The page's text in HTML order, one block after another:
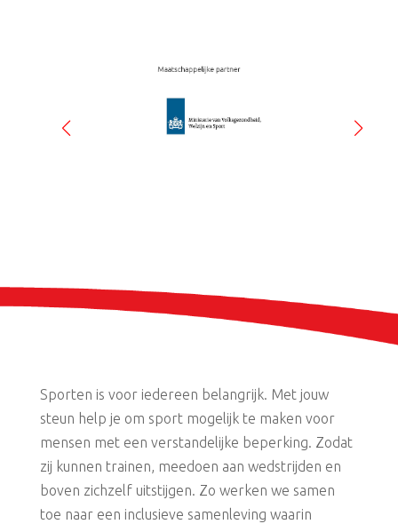
Sporten is voor iedereen belangrijk. Met jouw
steun help je om sport mogelijk te maken voor
mensen met een verstandelijke beperking. Zodat
zij kunnen trainen, meedoen aan wedstrijden en
boven zichzelf uitstijgen. Zo werken we samen
toe naar een inclusieve samenleving waarin